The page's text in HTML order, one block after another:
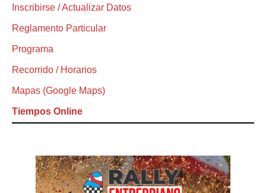
Inscribirse / Actualizar Datos
Reglamento Particular
Programa
Recorrido / Horarios
Mapas (Google Maps)
Tiempos Online